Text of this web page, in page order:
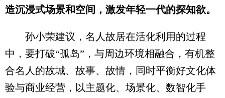
造沉浸式场景和空间，激发年轻一代的探知欲。
孙小荣建议，名人故居在活化利用的过程
中，要打破“孤岛”，与周边环境相融合，有机整
合名人的故城、故事、故情，同时平衡好文化体
验与商业经营，以主题化、场景化、数智化手